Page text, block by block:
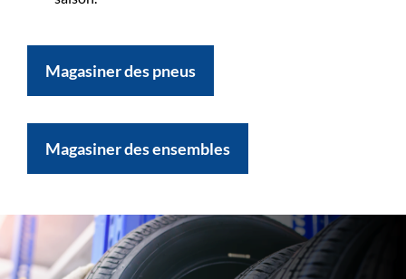
Magasiner des pneus
Magasiner des ensembles